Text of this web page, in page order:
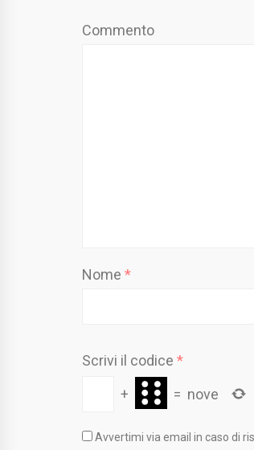
Commento
Nome *
Scrivi il codice *
+
= nove
Avvertimi via email in caso di